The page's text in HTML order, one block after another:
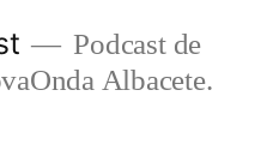
Podcast de
Albacete.